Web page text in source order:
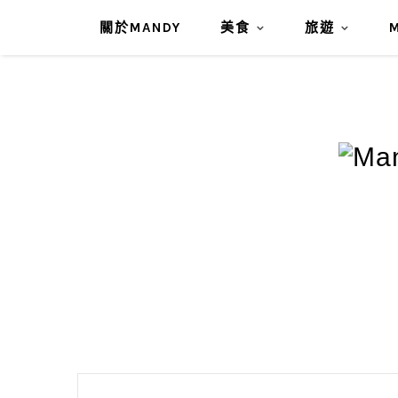
關於MANDY 美食 旅遊